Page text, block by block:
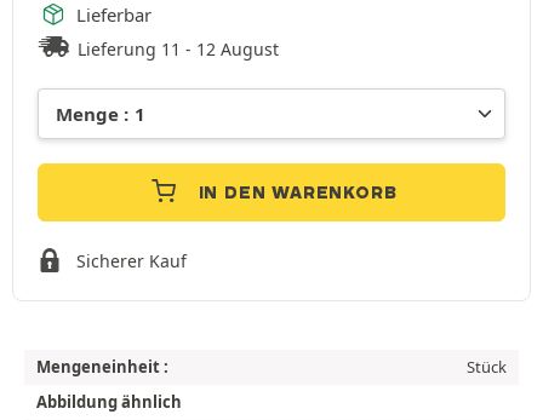
Lieferbar
Lieferung 11 - 12 August
IN DEN WARENKORB
Sicherer Kauf
Mengeneinheit :
Stück
Abbildung ähnlich